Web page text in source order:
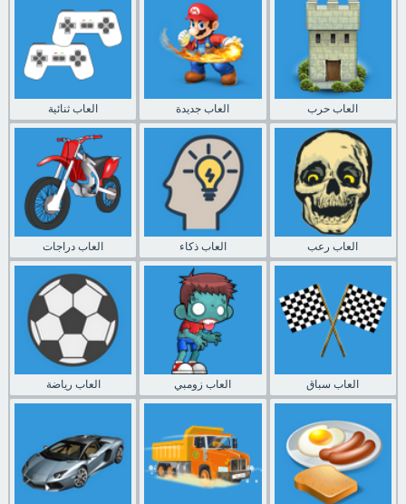
العاب ثنائية العاب جديدة العاب حرب
العاب دراجات العاب ذكاء العاب رعب
العاب رياضة العاب زومبي العاب سباق